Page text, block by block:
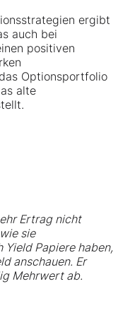
ergibt
auch bei
positiven
Optionsportfolio
alte
Ertrag nicht
sie
Yield Papiere haben,
anschauen. Er
Mehrwert ab.